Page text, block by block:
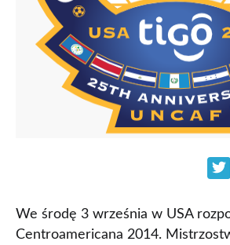
We środę 3 września w USA
Centroamericana 2014.